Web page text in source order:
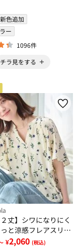
新色追加
ー
1096件
チラ見をする
２丈】シワになりにく
と涼感フレアスリー
¥2,060 (税込)